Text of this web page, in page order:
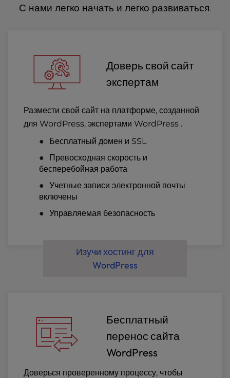
С нами легко начать и легко развиваться.
Доверь свой сайт
экспертам
Размести свой сайт на платформе, созданной
для WordPress, экспертами WordPress .
Бесплатный домен и SSL
Превосходная скорость и
бесперебойная работа
Учетные записи электронной почты
включены
Управляемая безопасность
Изучи хостинг для
WordPress
Бесплатный
перенос сайта
WordPress
Доверься проверенному процессу, чтобы